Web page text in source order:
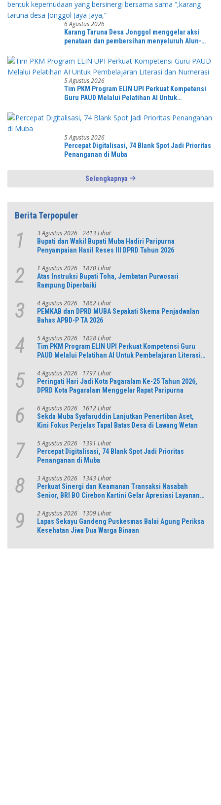
6 Agustus 2026
Karang Taruna Desa Jonggol menggelar aksi
penataan dan pembersihan menyeluruh Alun-
kepemudaan yang bersinergi bersama sama
“,karang taruna desa Jonggol Jaya Jaya,”
5 Agustus 2026
Tim PKM Program ELIN UPI Perkuat Kompetensi
Guru PAUD Melalui Pelatihan AI Untuk
5 Agustus 2026
Percepat Digitalisasi, 74 Blank Spot Jadi Prioritas
Penanganan di Muba
Selengkapnya
Berita Terpopuler
1 3 Agustus 2026 2413 Lihat
Bupati dan Wakil Bupati Muba Hadiri Paripurna
Penyampaian Hasil Reses III DPRD Tahun 2026
2 1 Agustus 2026 1870 Lihat
Atas Instruksi Bupati Toha, Jembatan Purwosari
Rampung Diperbaiki
3 4 Agustus 2026 1862 Lihat
PEMKAB dan DPRD MUBA Sepakati Skema Penjadwalan
Bahas APBD-P TA 2026
4 5 Agustus 2026 1828 Lihat
Tim PKM Program ELIN UPI Perkuat Kompetensi Guru
PAUD Melalui Pelatihan AI Untuk Pembelajaran Literasi
5 4 Agustus 2026 1797 Lihat
Peringati Hari Jadi Kota Pagaralam Ke-25 Tahun 2026,
DPRD Kota Pagaralam Menggelar Rapat Paripurna
6 6 Agustus 2026 1612 Lihat
Sekda Muba Syafaruddin Lanjutkan Penertiban Aset,
Kini Fokus Perjelas Tapal Batas Desa di Lawang Wetan
7 5 Agustus 2026 1391 Lihat
Percepat Digitalisasi, 74 Blank Spot Jadi Prioritas
Penanganan di Muba
8 3 Agustus 2026 1343 Lihat
Perkuat Sinergi dan Keamanan Transaksi Nasabah
Senior, BRI BO Cirebon Kartini Gelar Apresiasi Layanan
9 2 Agustus 2026 1309 Lihat
Lapas Sekayu Gandeng Puskesmas Balai Agung Periksa
Kesehatan Jiwa Dua Warga Binaan